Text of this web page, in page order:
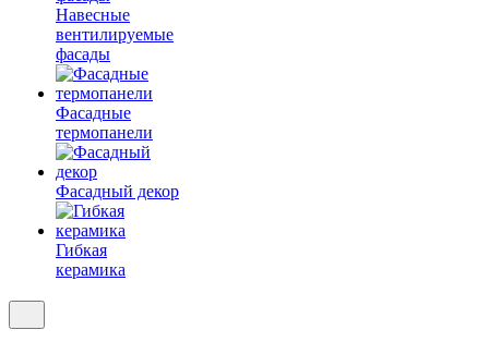
Навесные
вентилируемые
фасады
Фасадные
термопанели
Фасадный декор
Гибкая
керамика